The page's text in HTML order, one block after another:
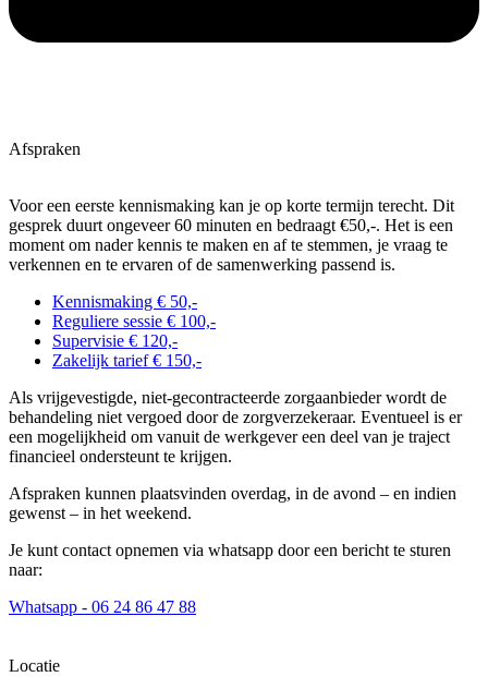
Afspraken
Voor een eerste kennismaking kan je op korte termijn terecht. Dit
gesprek duurt ongeveer 60 minuten en bedraagt €50,-. Het is een
moment om nader kennis te maken en af te stemmen, je vraag te
verkennen en te ervaren of de samenwerking passend is.
Kennismaking € 50,-
Reguliere sessie € 100,-
Supervisie € 120,-
Zakelijk tarief€ 150,-
Als vrijgevestigde, niet-gecontracteerde zorgaanbieder wordt de
behandeling niet vergoed door de zorgverzekeraar. Eventueel is er
een mogelijkheid om vanuit de werkgever een deel van je traject
financieel ondersteunt te krijgen.
Afspraken kunnen plaatsvinden overdag, in de avond – en indien
gewenst – in het weekend.
Je kunt contact opnemen via whatsapp door een bericht te sturen
naar:
Whatsapp - 06 24 86 47 88
Locatie